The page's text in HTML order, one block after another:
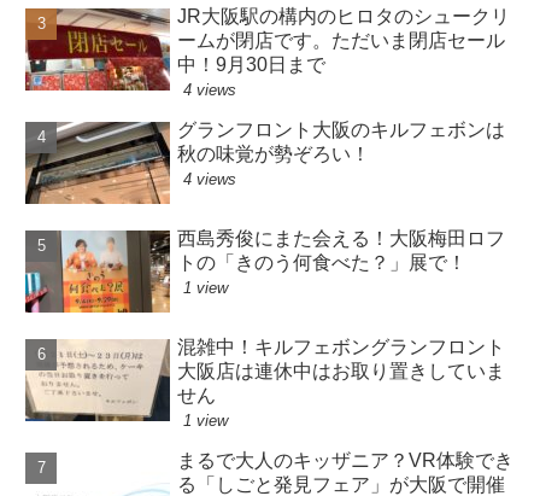
JR大阪駅の構内のヒロタのシュークリ
ームが閉店です。ただいま閉店セール
中！9月30日まで
4 views
グランフロント大阪のキルフェボンは
秋の味覚が勢ぞろい！
4 views
西島秀俊にまた会える！大阪梅田ロフ
トの「きのう何食べた？」展で！
1 view
混雑中！キルフェボングランフロント
大阪店は連休中はお取り置きしていま
せん
1 view
まるで大人のキッザニア？VR体験でき
る「しごと発見フェア」が大阪で開催